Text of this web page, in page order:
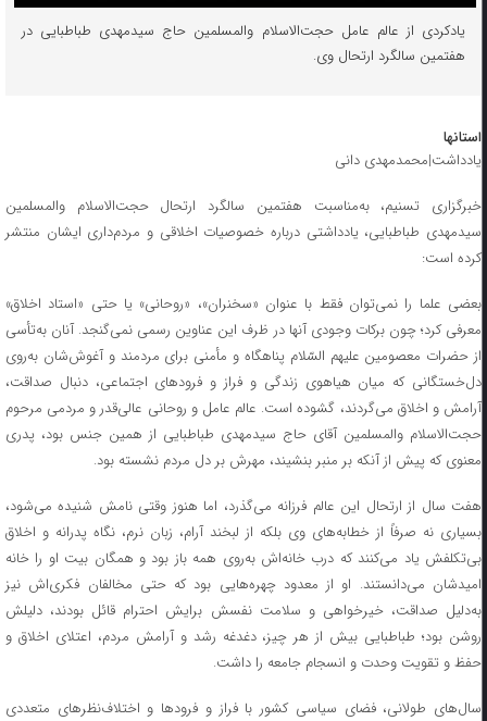
یادکردی از عالم عامل حجت‌الاسلام والمسلمین حاج سیدمهدی طباطبایی در
هفتمین سالگرد ارتحال وی.
استانها
یادداشت|محمدمهدی دانی
خبرگزاری تسنیم، به‌مناسبت هفتمین سالگرد ارتحال حجت‌الاسلام والمسلمین
سیدمهدی طباطبایی، یادداشتی درباره خصوصیات اخلاقی و مردم‌داری ایشان منتشر
کرده است:
بعضی علما را نمی‌توان فقط با عنوان «سخنران»، «روحانی» یا حتی «استاد اخلاق»
معرفی کرد؛ چون برکات وجودی آنها در ظرف این عناوین رسمی نمی‌گنجد. آنان به‌تأسی
از حضرات معصومین علیهم السّلام پناهگاه‌ و مأمنی برای مردمند و آغوش‌شان به‌روی
دل‌خستگانی که میان هیاهوی زندگی و فراز و فرودهای اجتماعی، دنبال صداقت،
آرامش و اخلاق می‌گردند، گشوده است. عالم عامل و روحانی عالی‌قدر و مردمی مرحوم
حجت‌الاسلام والمسلمین آقای حاج سیدمهدی طباطبایی از همین جنس بود، پدری
معنوی که پیش از آنکه بر منبر بنشیند، مهرش بر دل مردم نشسته بود.
هفت سال از ارتحال این عالم فرزانه می‌گذرد، اما هنوز وقتی نامش شنیده می‌شود،
بسیاری نه صرفاً از خطابه‌های وی بلکه از لبخند آرام، زبان نرم، نگاه پدرانه و اخلاق
بی‌تکلفش یاد می‌کنند که درب خانه‌اش به‌روی همه باز بود و همگان بیت او را خانه
امیدشان می‌دانستند. او از معدود چهره‌هایی بود که حتی مخالفان فکری‌اش نیز
به‌دلیل صداقت، خیرخواهی و سلامت نفسش برایش احترام قائل بودند، دلیلش
روشن بود؛ طباطبایی بیش از هر چیز، دغدغه رشد و آرامش مردم، اعتلای اخلاق و
حفظ و تقویت وحدت و انسجام جامعه را داشت.
سال‌های طولانی، فضای سیاسی کشور با فراز و فرودها و اختلاف‌نظرهای متعددی